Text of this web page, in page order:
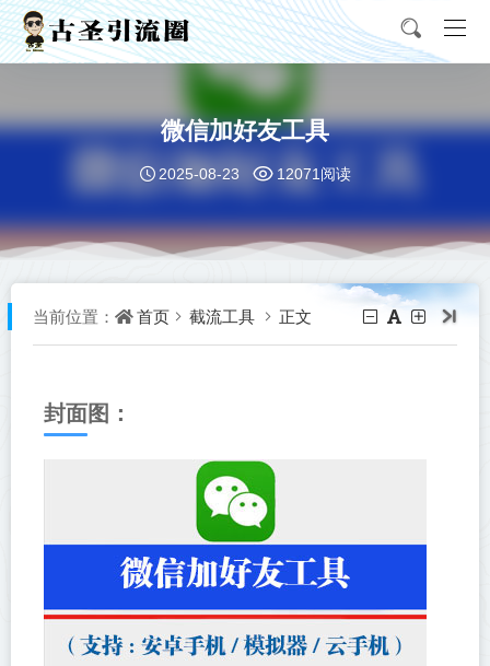
微信加好友工具
2025-08-23 12071阅读
当前位置： 首页 截流工具 正文
封面图：